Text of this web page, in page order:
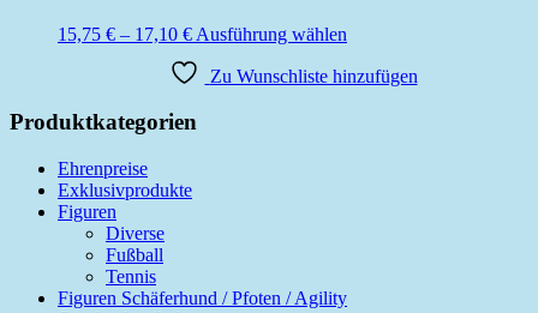
können
der
15,75 € – 17,10 €Preisspanne:
bis
Ausführung wählen
weist
gewählt
Zu Wunschliste hinzufügen
Produktkategorien
Ehrenpreise
Exklusivprodukte
Figuren
Diverse
Fußball
Tennis
Figuren Schäferhund / Pfoten / Agility